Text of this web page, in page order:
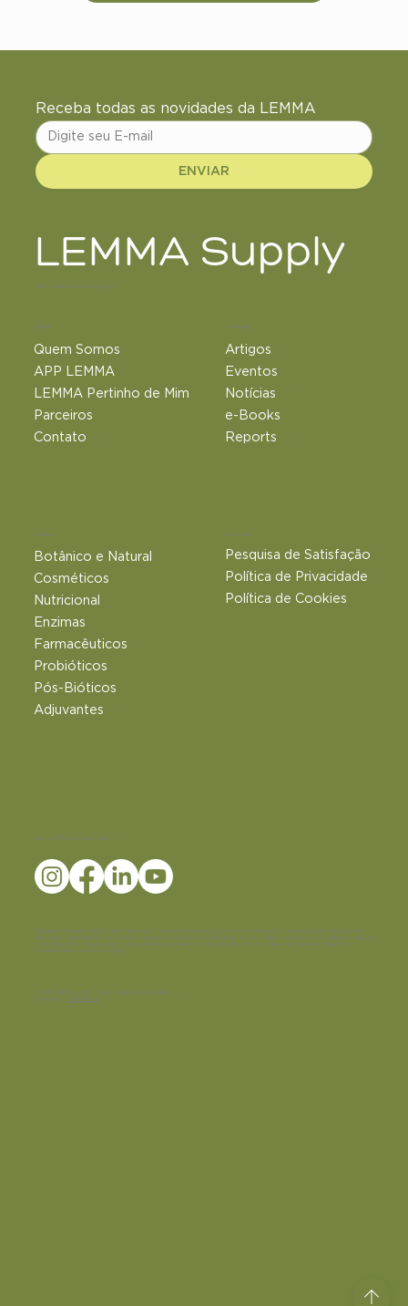
Receba todas as novidades da LEMMA
ENVIAR
LEMMA Supply
+18 de anos de ciência e inovação
LEMMA
Quem Somos
APP LEMMA
LEMMA Pertinho de Mim
Parceiros
Contato
Conteúdos
Artigos
Eventos
Notícias
e-Books
Reports
Produtos
Botânico e Natural​
Cosméticos
Nutricional
Enzimas
Farmacêuticos
Probióticos
Pós-Bióticos
Adjuvantes
Outros Links
Pesquisa de Satisfação
Política de Privacidade
Política de Cookies
Siga a LEMMA nas Redes Sociais
Disclaimer:
Conteúdo dirigido exclusivamente às farmácias magistrais e profissionais habilitados da área da saúde. Possui caráter
informativo e não dispensa da avaliação criteriosa do profissional habilitado da área da saúde, mediante as necessidades individuais
e a prática clínica. A reprodução e divulgação deste material é restrita a profissionais da saúde e não deve ser veiculada em
quaisquer mídias escritas ou digitais.
© 2025 LEMMA SUPPLY - Todos os direitos reservados.
Produced by Verity Digital